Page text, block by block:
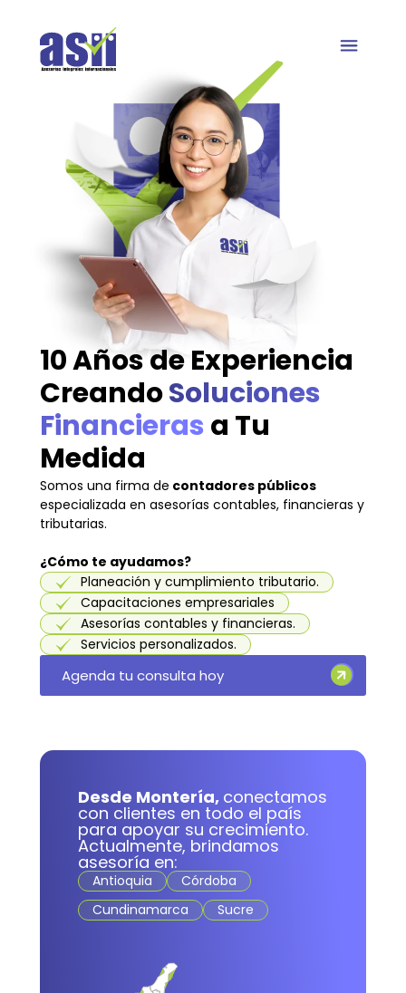
10 Años de Experiencia
CreandoSoluciones
Financieras a Tu
Medida
Somos una firma de contadores públicos
especializada en asesorías contables, financieras y
tributarias.
¿Cómo te ayudamos?
Planeación y cumplimiento tributario.
Capacitaciones empresariales
Asesorías contables y financieras.
Servicios personalizados.
Agenda tu consulta hoy
Desde Montería, conectamos
con clientes en todo el país
para apoyar su crecimiento.
Actualmente, brindamos
asesoría en:
Antioquia
Córdoba
Cundinamarca
Sucre